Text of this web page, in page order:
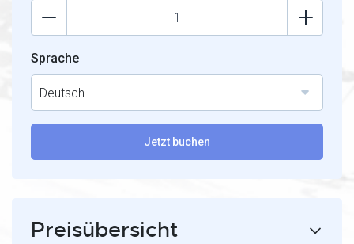
Sprache
Deutsch
Jetzt buchen
Preisübersicht